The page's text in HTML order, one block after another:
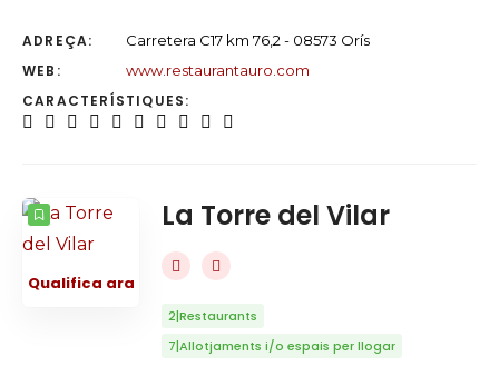
ADREÇA: Carretera C17 km 76,2 - 08573 Orís
WEB: www.restaurantauro.com
CARACTERÍSTIQUES:
Qualifica ara
La Torre del Vilar
2|Restaurants
7|Allotjaments i/o espais per llogar